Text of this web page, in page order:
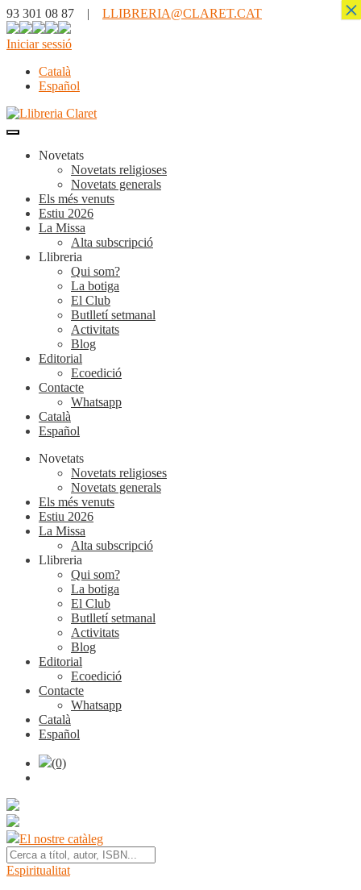
93 301 08 87 | LLIBRERIA@CLARET.CAT
Iniciar sessió
Català
Español
Novetats
Novetats religioses
Novetats generals
Els més venuts
Estiu 2026
La Missa
Alta subscripció
Llibreria
Qui som?
La botiga
El Club
Butlletí setmanal
Activitats
Blog
Editorial
Ecoedició
Contacte
Whatsapp
Català
Español
Novetats
Novetats religioses
Novetats generals
Els més venuts
Estiu 2026
La Missa
Alta subscripció
Llibreria
Qui som?
La botiga
El Club
Butlletí setmanal
Activitats
Blog
Editorial
Ecoedició
Contacte
Whatsapp
Català
Español
(0)
El nostre catàleg
Espiritualitat
×